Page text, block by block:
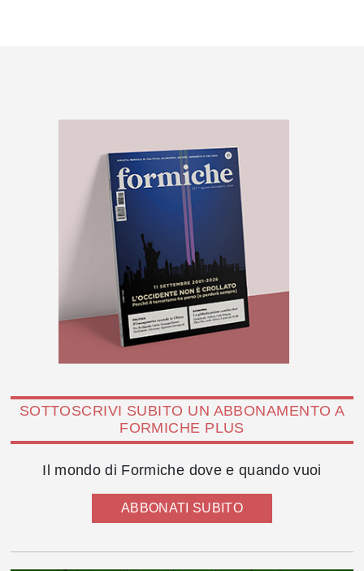
SOTTOSCRIVI SUBITO UN ABBONAMENTO A
FORMICHE PLUS
Il mondo di Formiche dove e quando vuoi
ABBONATI SUBITO